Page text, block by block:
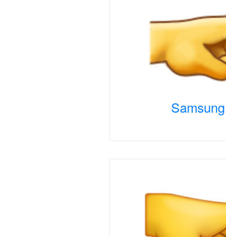
Samsung